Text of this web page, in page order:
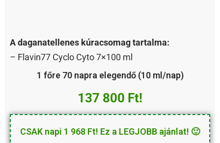
A daganatellenes kúracsomag tartalma:
– Flavin77 Cyclo Cyto 7×100 ml
1 főre 70 napra elegendő (10 ml/nap)
137 800 Ft!
CSAK napi 1 968 Ft! Ez a LEGJOBB ajánlat! 🙂